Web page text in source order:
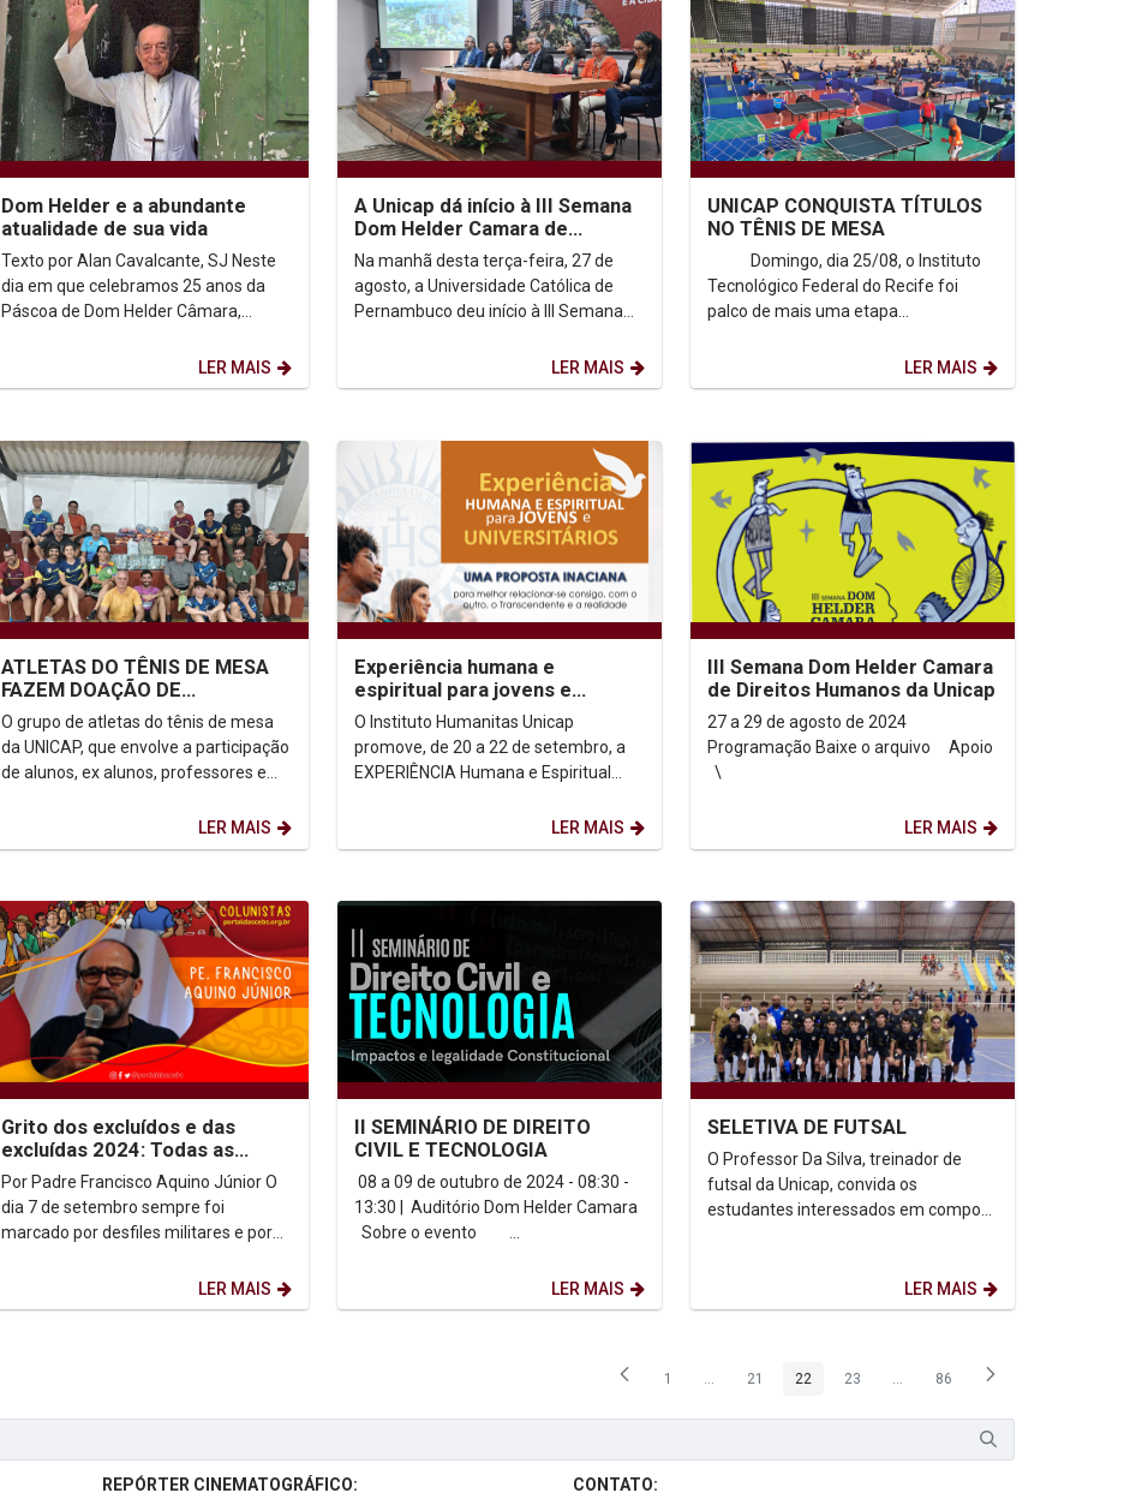
Dom Helder e a abundante
atualidade de sua vida
Texto por Alan Cavalcante, SJ Neste
dia em que celebramos 25 anos da
Páscoa de Dom Helder Câmara,
LER MAIS
A Unicap dá início à III Semana
Dom Helder Camara de
Direitos Humanos
Na manhã desta terça-feira, 27 de
agosto, a Universidade Católica de
Pernambuco deu início à III Semana
Humanos, promovida pela...LER MAIS
UNICAP CONQUISTA TÍTULOS
NO TÊNIS DE MESA
Domingo, dia 25/08, o Instituto
Tecnológico Federal do Recife foi
palco de mais uma etapa...
LER MAIS
ATLETAS DO TÊNIS DE MESA
FAZEM DOAÇÃO DE
ALIMENTOS
O grupo de atletas do tênis de mesa
da UNICAP, que envolve a participação
de alunos, ex alunos, professores e
LER MAIS
Experiência humana e
espiritual para jovens e
universitários 2024.2
O Instituto Humanitas Unicap
promove, de 20 a 22 de setembro, a
EXPERIÊNCIA Humana e Espiritual
oferecendo a 1ª e a 2ª etapas...LER MAIS
III Semana Dom Helder Camara
de Direitos Humanos da Unicap
27 a 29 de agosto de 2024
Programação Baixe o arquivo Apoio
LER MAIS
Grito dos excluídos e das
excluídas 2024: Todas as
formas de vida importam. Mas
quem se importa?
Por Padre Francisco Aquino Júnior O
dia 7 de setembro sempre foi
marcado por desfiles militares e por
LER MAIS
II SEMINÁRIO DE DIREITO
CIVIL E TECNOLOGIA
08 a 09 de outubro de 2024 - 08:30 -
13:30 | Auditório Dom Helder Camara
Sobre o evento ...
LER MAIS
SELETIVA DE FUTSAL
O Professor Da Silva, treinador de
futsal da Unicap, convida os
estudantes interessados em compor
LER MAIS
Página
1 ...Páginas intermediárias Usar ABA para navegar.
Página
21 Página
22 Página
23 ...Páginas intermediárias Usar ABA
Página
86
REPÓRTER CINEMATOGRÁFICO:
CONTATO: